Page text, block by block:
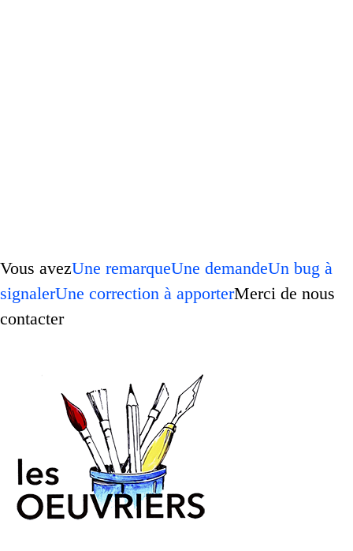
Vous avezUne remarqueUne demandeUn bug à
signalerUne correction à apporterMerci de nous
contacter